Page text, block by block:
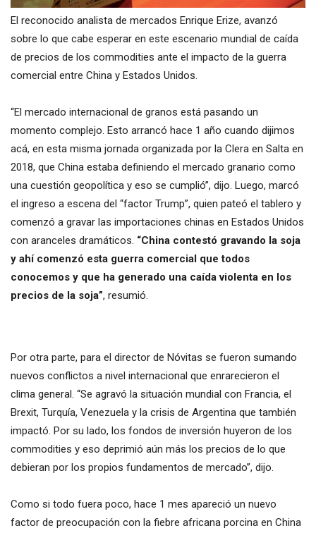
El reconocido analista de mercados Enrique Erize, avanzó
sobre lo que cabe esperar en este escenario mundial de caída
de precios de los commodities ante el impacto de la guerra
comercial entre China y Estados Unidos.
“El mercado internacional de granos está pasando un
momento complejo. Esto arrancó hace 1 año cuando dijimos
acá, en esta misma jornada organizada por la Clera en Salta en
2018, que China estaba definiendo el mercado granario como
una cuestión geopolítica y eso se cumplió”, dijo. Luego, marcó
el ingreso a escena del “factor Trump”, quien pateó el tablero y
comenzó a gravar las importaciones chinas en Estados Unidos
con aranceles dramáticos. “China contestó gravando la soja
y ahí comenzó esta guerra comercial que todos
conocemos y que ha generado una caída violenta en los
precios de la soja”, resumió.
Por otra parte, para el director de Nóvitas se fueron sumando
nuevos conflictos a nivel internacional que enrarecieron el
clima general. “Se agravó la situación mundial con Francia, el
Brexit, Turquía, Venezuela y la crisis de Argentina que también
impactó. Por su lado, los fondos de inversión huyeron de los
commodities y eso deprimió aún más los precios de lo que
debieran por los propios fundamentos de mercado”, dijo.
Como si todo fuera poco, hace 1 mes apareció un nuevo
factor de preocupación con la fiebre africana porcina en China